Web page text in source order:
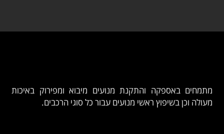
מתמחים באספקה והתקנת מנועים מיבוא ומפירוק באיכות
מעולה וכן בשיפוץ ראשי מנועים עבור כל סוגי הרכבים.